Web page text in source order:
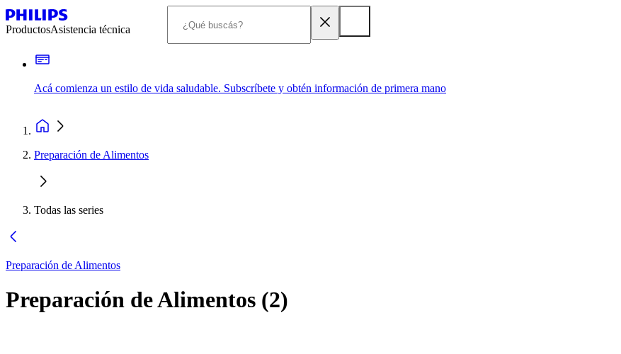
ProductosAsistencia técnica
Acá comienza un estilo de vida saludable. Subscríbete y obtén información de primera mano
Preparación de Alimentos
Todas las series
Preparación de Alimentos
Preparación de Alimentos (2)